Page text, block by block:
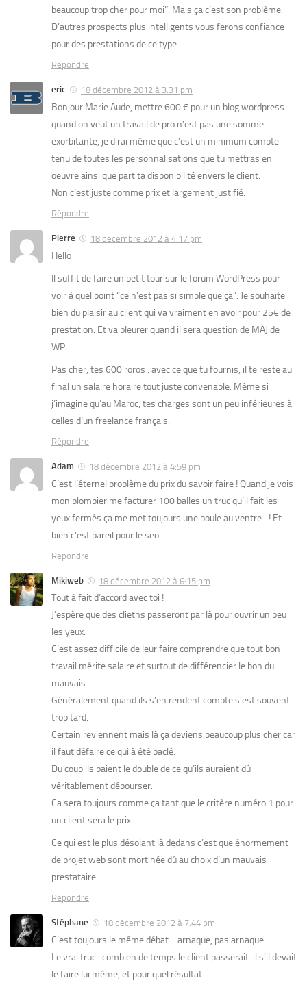
beaucoup trop cher pour moi”. Mais ça c’est son problème.
D’autres prospects plus intelligents vous ferons confiance
pour des prestations de ce type.
Répondre
eric 18 décembre 2012 à 3:31 pm
Bonjour Marie Aude, mettre 600 € pour un blog wordpress
quand on veut un travail de pro n’est pas une somme
exorbitante, je dirai même que c’est un minimum compte
tenu de toutes les personnalisations que tu mettras en
oeuvre ainsi que part ta disponibilité envers le client.
Non c’est juste comme prix et largement justifié.
Répondre
Pierre 18 décembre 2012 à 4:17 pm
Hello
Il suffit de faire un petit tour sur le forum WordPress pour
voir à quel point “ce n’est pas si simple que ça”. Je souhaite
bien du plaisir au client qui va vraiment en avoir pour 25€ de
prestation. Et va pleurer quand il sera question de MAJ de
WP.
Pas cher, tes 600 roros : avec ce que tu fournis, il te reste au
final un salaire horaire tout juste convenable. Même si
j’imagine qu’au Maroc, tes charges sont un peu inférieures à
celles d’un freelance français.
Répondre
Adam 18 décembre 2012 à 4:59 pm
C’est l’éternel problème du prix du savoir faire ! Quand je vois
mon plombier me facturer 100 balles un truc qu’il fait les
yeux fermés ça me met toujours une boule au ventre…! Et
bien c’est pareil pour le seo.
Répondre
Mikiweb 18 décembre 2012 à 6:15 pm
Tout à fait d’accord avec toi !
J’espère que des clietns passeront par là pour ouvrir un peu
les yeux.
C’est assez difficile de leur faire comprendre que tout bon
travail mérite salaire et surtout de différencier le bon du
mauvais.
Généralement quand ils s’en rendent compte s’est souvent
trop tard.
Certain reviennent mais là ça deviens beaucoup plus cher car
il faut défaire ce qui à été baclé.
Du coup ils paient le double de ce qu’ils auraient dû
véritablement débourser.
Ca sera toujours comme ça tant que le critère numéro 1 pour
un client sera le prix.
Ce qui est le plus désolant là dedans c’est que énormement
de projet web sont mort née dû au choix d’un mauvais
prestataire.
Répondre
Stéphane 18 décembre 2012 à 7:44 pm
C’est toujours le même débat… arnaque, pas arnaque…
Le vrai truc : combien de temps le client passerait-il s’il devait
le faire lui même, et pour quel résultat.